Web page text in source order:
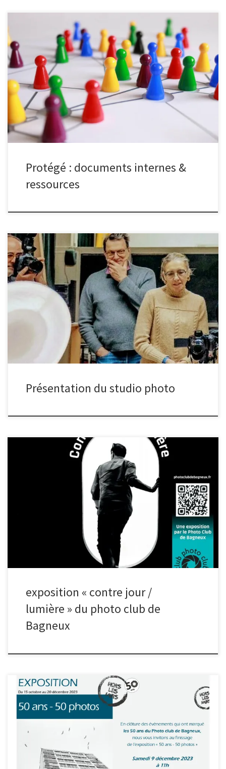
Il n’y a pas d’extrait, car cette publication est protégée.
Protégé : documents internes &
ressources
Début 2025, le club photo a renouvelé le matériel du studio
photo. Liste des accessoires disponibles : Pour pouvoir utiliser le
studio, plusieurs conditions doivent être remplies :
Présentation du studio photo
Le photo club expose à la médiathèque de Bagneux, sur le thème
« contre jour / lumière » du 5 avril au 10 mai. Le vernissage aura
lieu le vendredi 5 avril à partir de 18h.Cette année, il y aura une
animation le samedi 4 mai à 15h à la médiathèque. Au
programme, une visite guidée de l’exposition suivie d’une séance
de lecture d’image. Pour cela, il faut apporter 1 ou 2 photo(s)
copiée(s) sur une clé USB et les membres du photo club de
Bagneux vous dispenseront quelques conseils. Plus d’infos :
exposition « contre jour /
lumière » du photo club de
Bagneux
Pour clôturer l’année anniversaire des 50 ans club, le Photo Club
de Bagneux vous invite au finissage de l’exposition « Hors Les
Murs ». Jusqu’au 20 décembre, 50 photos sont accrochées sur les
grilles du Parc Richelieu, côté avenue Gabriel Péri à Bagneux.
Venez admirer leurs œuvres, quelle que soit l’heure du jour ou de